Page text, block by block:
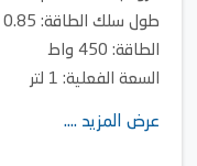
طول سلك الطاقة: 0.85 متر
الطاقة: 450 واط
السعة الفعلية: 1 لتر
مادة الدورق: بلاستيك
عرض المزيد ....